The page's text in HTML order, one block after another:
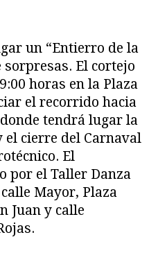
un “Entierro de la
sorpresas. El cortejo
horas en la Plaza
el recorrido hacia
tendrá lugar la
el cierre del Carnaval
El
por el Taller Danza
Mayor, Plaza
Juan y calle